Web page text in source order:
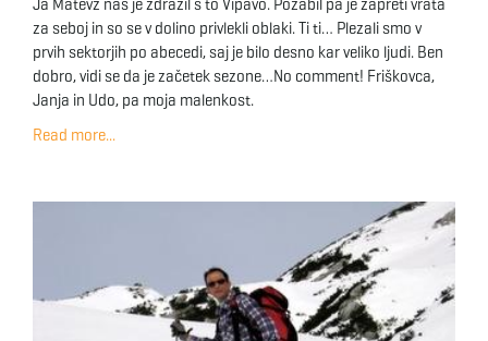
Ja Matevž nas je zdražil s to Vipavo. Pozabil pa je zapreti vrata
za seboj in so se v dolino privlekli oblaki. Ti ti… Plezali smo v
prvih sektorjih po abecedi, saj je bilo desno kar veliko ljudi. Ben
dobro, vidi se da je začetek sezone…No comment! Friškovca,
Janja in Udo, pa moja malenkost.
Read more...